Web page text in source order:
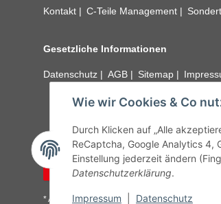
Wie wir Cookies & Co
Durch Klicken auf „Alle
ReCaptcha, Google Analytics 4,
Einstellung jederzeit ändern
Datenschutzerklärung.
Impressum Datenschutz
Kontakt C-Teile Management
Gesetzliche Informationen
Datenschutz AGB Sitemap
Vertrag widerrufen
* Alle Preise inkl. gesetzlicher USt., zzgl.